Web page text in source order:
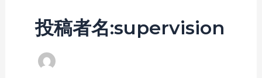
投稿者名:supervision